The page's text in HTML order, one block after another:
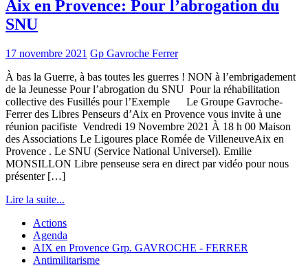
Aix en Provence: Pour l’abrogation du
SNU
17 novembre 2021 Gp Gavroche Ferrer
À bas la Guerre, à bas toutes les guerres ! NON à l’embrigadement
de la Jeunesse Pour l’abrogation du SNU Pour la réhabilitation
collective des Fusillés pour l’Exemple Le Groupe Gavroche-
Ferrer des Libres Penseurs d’Aix en Provence vous invite à une
réunion pacifiste Vendredi 19 Novembre 2021 À 18 h 00 Maison
des Associations Le Ligoures place Romée de VilleneuveAix en
Provence . Le SNU (Service National Universel). Emilie
MONSILLON Libre penseuse sera en direct par vidéo pour nous
présenter […]
Lire la suite...
Actions
Agenda
AIX en Provence Grp. GAVROCHE - FERRER
Antimilitarisme